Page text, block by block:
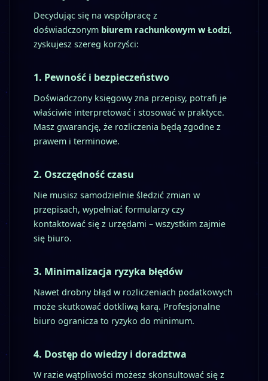
Decydując się na współpracę z
doświadczonym biurem rachunkowym w Łodzi,
zyskujesz szereg korzyści:
1. Pewność i bezpieczeństwo
Doświadczony księgowy zna przepisy, potrafi je
właściwie interpretować i stosować w praktyce.
Masz gwarancję, że rozliczenia będą zgodne z
prawem i terminowe.
2. Oszczędność czasu
Nie musisz samodzielnie śledzić zmian w
przepisach, wypełniać formularzy czy
kontaktować się z urzędami – wszystkim zajmie
się biuro.
3. Minimalizacja ryzyka błędów
Nawet drobny błąd w rozliczeniach podatkowych
może skutkować dotkliwą karą. Profesjonalne
biuro ogranicza to ryzyko do minimum.
4. Dostęp do wiedzy i doradztwa
W razie wątpliwości możesz skonsultować się z